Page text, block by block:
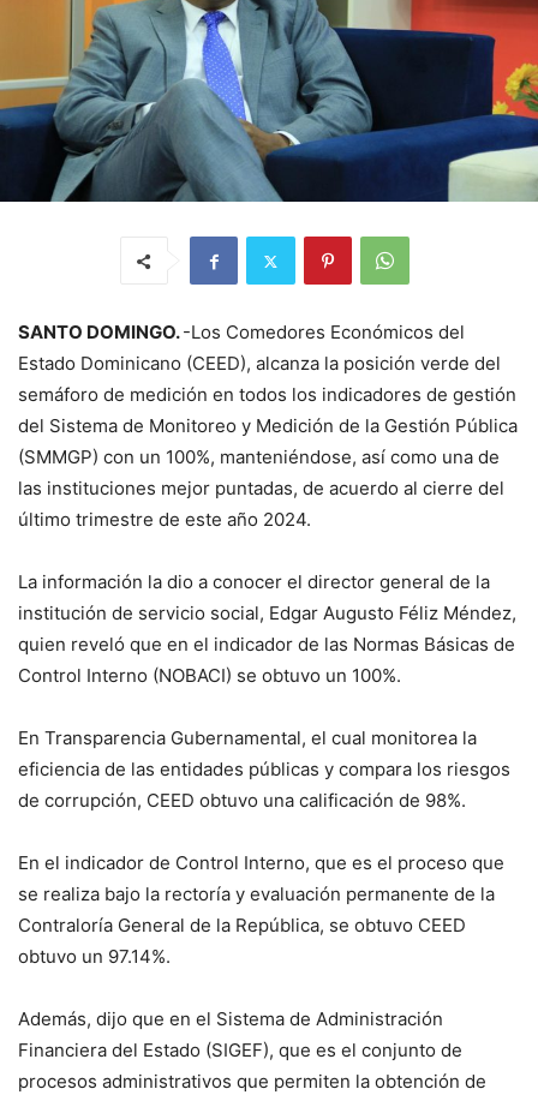
SANTO DOMINGO.-Los Comedores Económicos del
Estado Dominicano (CEED), alcanza la posición verde del
semáforo de medición en todos los indicadores de gestión
del Sistema de Monitoreo y Medición de la Gestión Pública
(SMMGP) con un 100%, manteniéndose, así como una de
las instituciones mejor puntadas, de acuerdo al cierre del
último trimestre de este año 2024.
La información la dio a conocer el director general de la
institución de servicio social, Edgar Augusto Féliz Méndez,
quien reveló que en el indicador de las Normas Básicas de
Control Interno (NOBACI) se obtuvo un 100%.
En Transparencia Gubernamental, el cual monitorea la
eficiencia de las entidades públicas y compara los riesgos
de corrupción, CEED obtuvo una calificación de 98%.
En el indicador de Control Interno, que es el proceso que
se realiza bajo la rectoría y evaluación permanente de la
Contraloría General de la República, se obtuvo CEED
obtuvo un 97.14%.
Además, dijo que en el Sistema de Administración
Financiera del Estado (SIGEF), que es el conjunto de
procesos administrativos que permiten la obtención de